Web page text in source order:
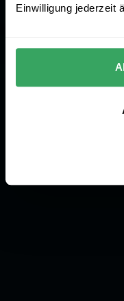
Einwilligung jederzeit